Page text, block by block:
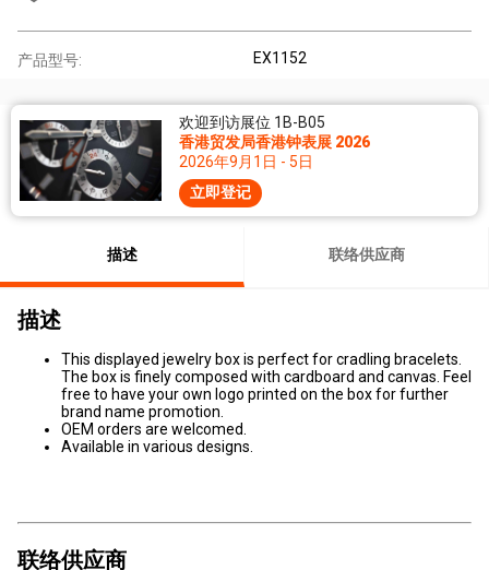
产品型号: EX1152
欢迎到访展位 1B-B05
香港贸发局香港钟表展 2026
2026年9月1日 - 5日
立即登记
描述 联络供应商
描述
This displayed jewelry box is perfect for cradling bracelets.
The box is finely composed with cardboard and canvas. Feel
free to have your own logo printed on the box for further
brand name promotion.
OEM orders are welcomed.
Available in various designs.
联络供应商